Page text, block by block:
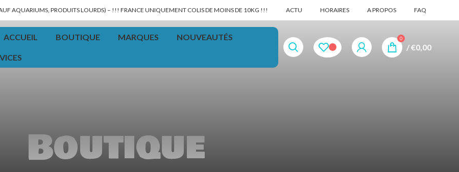
AQUARIUMS, PRODUITS LOURDS) – !!! FRANCE UNIQUEMENT COLIS DE MOINS DE 10KG !!! ACTU HORAIRES A PROPOS FAQ
ACCUEIL BOUTIQUE MARQUES NOUVEAUTÉS 0
/€0,00
Boutique